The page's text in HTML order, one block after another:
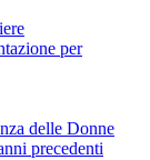
per
delle Donne
precedenti